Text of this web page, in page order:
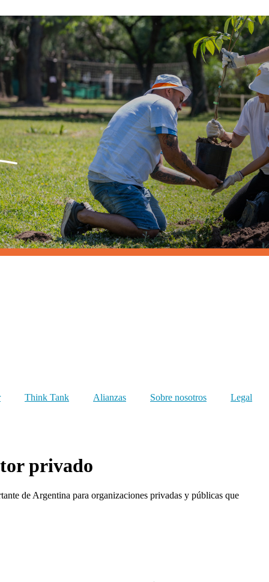
Think Tank Alianzas Sobre nosotros Legal
privado
de Argentina para organizaciones privadas y públicas que